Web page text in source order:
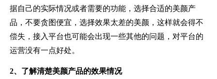
据自己的实际情况或者需要的功能，选择合适的美颜产
品，不要贪图便宜，选择效果太差的美颜，这样就会得不
偿失，接入平台也可能会出现一些其他的问题，对平台的
运营没有一点好处。
2、了解清楚美颜产品的效果情况